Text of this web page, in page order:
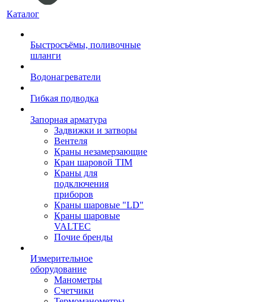
Каталог
Быстросъёмы, поливочные
шланги
Водонагреватели
Гибкая подводка
Запорная арматура
Задвижки и затворы
Вентеля
Краны незамерзающие
Кран шаровой TIM
Краны для
подключения
приборов
Краны шаровые "LD"
Краны шаровые
VALTEC
Почие бренды
Измерительное
оборудование
Манометры
Счетчики